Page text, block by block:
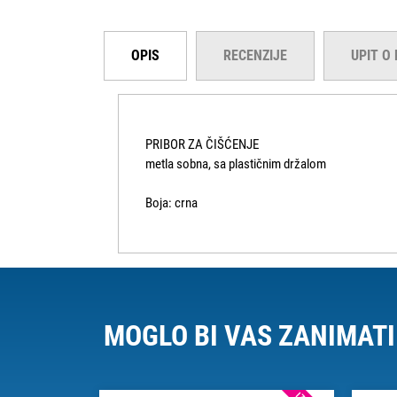
OPIS RECENZIJE UPIT O
PRIBOR ZA ČIŠĆENJE
metla sobna, sa plastičnim držalom
Boja: crna
MOGLO BI VAS ZANIMATI